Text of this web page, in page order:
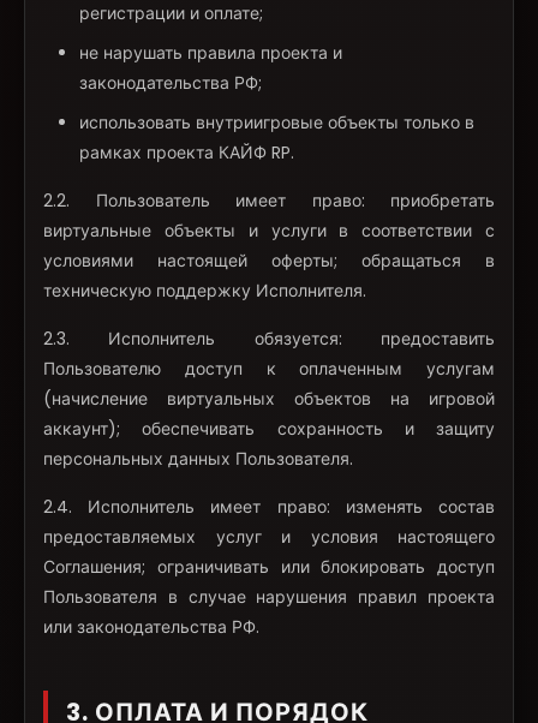
регистрации и оплате;
не нарушать правила проекта и
законодательства РФ;
использовать внутриигровые объекты только в
рамках проекта КАЙФ RP.
2.2. Пользователь имеет право: приобретать
виртуальные объекты и услуги в соответствии с
условиями настоящей оферты; обращаться в
техническую поддержку Исполнителя.
2.3. Исполнитель обязуется: предоставить
Пользователю доступ к оплаченным услугам
(начисление виртуальных объектов на игровой
аккаунт); обеспечивать сохранность и защиту
персональных данных Пользователя.
2.4. Исполнитель имеет право: изменять состав
предоставляемых услуг и условия настоящего
Соглашения; ограничивать или блокировать доступ
Пользователя в случае нарушения правил проекта
или законодательства РФ.
3. ОПЛАТА И ПОРЯДОК